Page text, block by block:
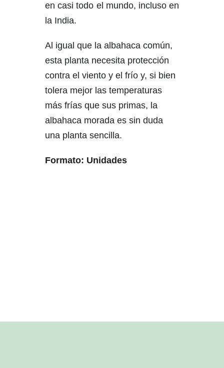
en casi todo el mundo, incluso en
la India.
Al igual que la albahaca común,
esta planta necesita protección
contra el viento y el frío y, si bien
tolera mejor las temperaturas
más frías que sus primas, la
albahaca morada es sin duda
una planta sencilla.
Formato: Unidades